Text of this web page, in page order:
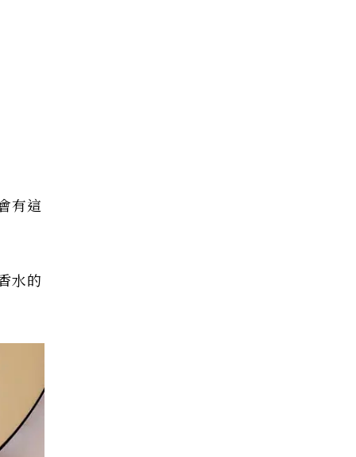
有這
水的